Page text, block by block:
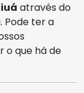
através do
Pode ter a
o que há de